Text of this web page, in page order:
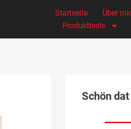
Startseite
Über
Produkttests
Schön